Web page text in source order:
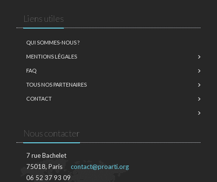
Liens utiles
QUI SOMMES-NOUS ?
MENTIONS LÉGALES
FAQ
TOUS NOS PARTENAIRES
CONTACT
Nous contacter
7 rue Bachelet
75018, Paris
06 52 37 93 09
contact@proarti.org